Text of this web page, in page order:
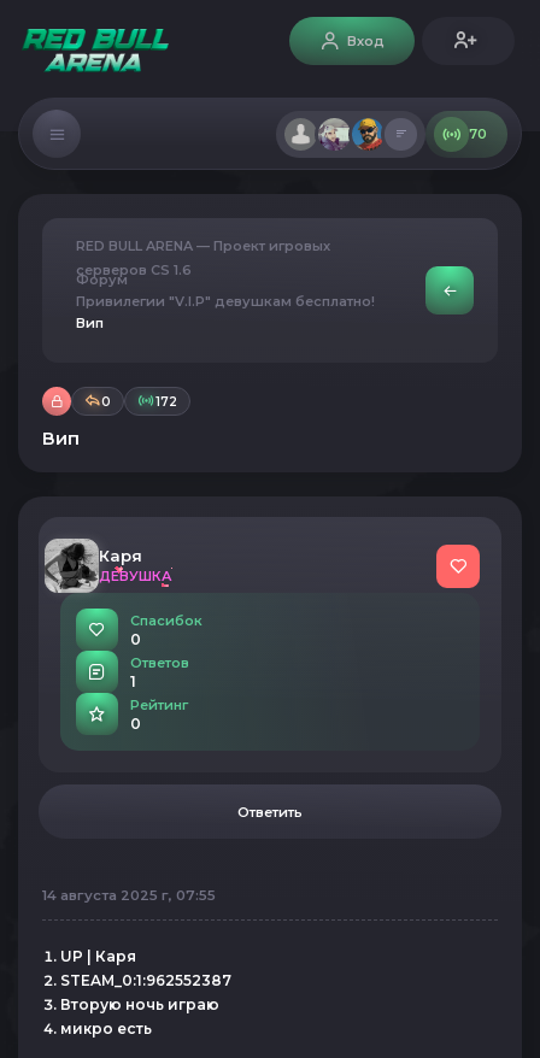
Вход
70
RED BULL ARENA — Проект игровых
серверов CS 1.6
Форум
Привилегии "V.I.P" девушкам бесплатно!
Вип
0 172
Вип
Каря
ДЕВУШКА
Спасибок
0
Ответов
1
Рейтинг
0
Ответить
14 августа 2025 г, 07:55
UP | Каря
STEAM_0:1:962552387
Вторую ночь играю
микро есть